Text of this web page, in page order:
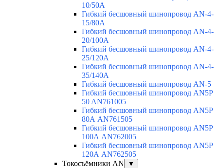
10/50A
Гибкий бесшовный шинопровод AN-4-
15/80A
Гибкий бесшовный шинопровод AN-4-
20/100A
Гибкий бесшовный шинопровод AN-4-
25/120A
Гибкий бесшовный шинопровод AN-4-
35/140A
Гибкий бесшовный шинопровод AN-5
Гибкий бесшовный шинопровод AN5P
50 AN761005
Гибкий бесшовный шинопровод AN5P
80А AN761505
Гибкий бесшовный шинопровод AN5P
100А AN762005
Гибкий бесшовный шинопровод AN5P
120А AN762505
Токосъёмники AN
▼